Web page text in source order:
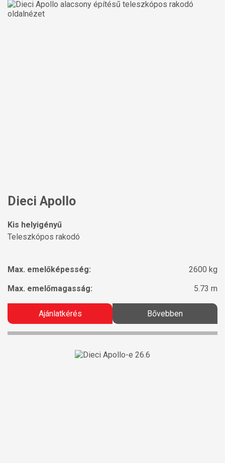
Dieci Apollo
Kis helyigényű
Teleszkópos rakodó
Max. emelőképesség:
2600 kg
Max. emelőmagasság:
5.73 m
Ajánlatkérés Bővebben